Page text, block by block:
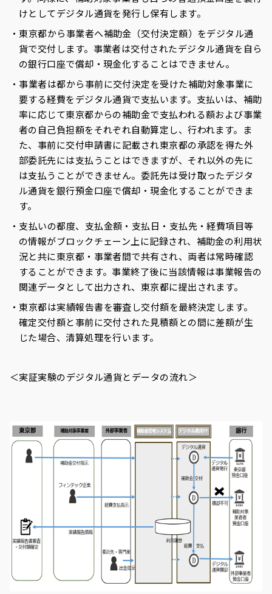
けとしてデジタル通貨を発行し保有します。
東京都から事業者へ補助金（交付決定額）をデジタル通
貨で交付します。事業者は交付されたデジタル通貨を自ら
の銀行口座で償却・現金化することはできません。
事業者は都から事前に交付決定を受けた補助対象事業に
要する経費をデジタル通貨で支払います。支払いは、補助
率に応じて東京都からの補助金で支払われる額および事業
者の自己負担額をそれぞれ自動算定し、行われます。ま
た、事前に交付申請書に記載され東京都の承認を得た外
部委託先には支払うことはできますが、それ以外の先に
は支払うことができません。委託先は受け取ったデジタ
ル通貨を銀行預金口座で償却・現金化することができま
す。
支払いの都度、支払金額・支払日・支払先・経費項目等
の情報がブロックチェーン上に記録され、補助金の利用状
況と共に東京都・事業者間で共有され、両者は常時確認
することができます。事業終了後に当該情報は事業報告の
関連データとして出力され、東京都に提出されます。
東京都は実績報告書を審査し交付額を最終決定します。
確定交付額と事前に交付された見積額との間に差額が生
じた場合、清算処理を行います。
＜実証実験のデジタル通貨とデータの流れ＞